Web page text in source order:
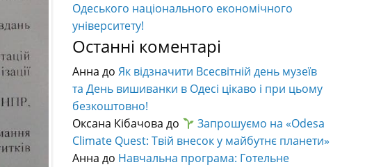
Одеського національного економічного
університету!
Останні коментарі
Анна доЯк відзначити Всесвітній день музеїв
та День вишиванки в Одесі цікаво і при цьому
безкоштовно!
Оксана Кібачова до
Запрошуємо на «Odesa
Climate Quest: Твій внесок у майбутнє планети»
Анна до Навчальна програма: Готельне